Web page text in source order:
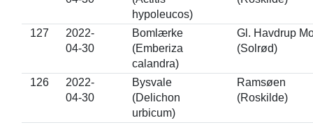
hypoleucos)
127
2022-
04-30
Bomlærke
(Emberiza
calandra)
Gl. Havdrup
(Solrød)
126
2022-
04-30
Bysvale
(Delichon
urbicum)
Ramsøen
(Roskilde)